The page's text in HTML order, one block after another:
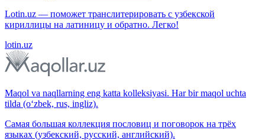
Lotin.uz — поможет транслитерировать с узбекской
кириллицы на латиницу и обратно. Легко!
lotin.uz
Maqol va naqllarning eng katta kolleksiyasi. Har bir maqol uchta
tilda (o‘zbek, rus, ingliz).
Самая большая коллекция пословиц и поговорок на трёх
языках (узбекский, русский, английский).